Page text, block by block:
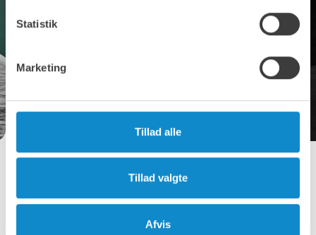
Statistik
Marketing
Tillad alle
Tillad valgte
Afvis
Revolutionerende overvågning af